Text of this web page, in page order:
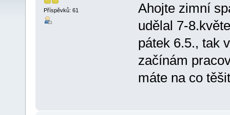
Příspěvků: 61
Ahojte zimní
udělal 7-
pátek 6.5., tak
začínám
máte na co